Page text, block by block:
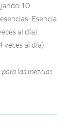
10
Esencia
al día).
veces al día).
las mezclas